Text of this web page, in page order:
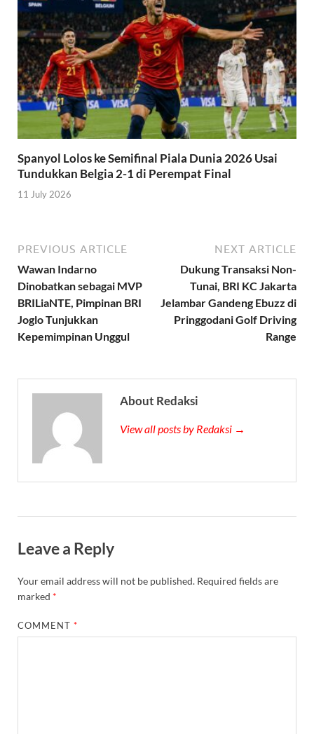
Spanyol Lolos ke Semifinal Piala Dunia 2026 Usai
Tundukkan Belgia 2-1 di Perempat Final
11 July 2026
PREVIOUS ARTICLE
Wawan Indarno
Dinobatkan sebagai MVP
BRILiaNTE, Pimpinan BRI
Joglo Tunjukkan
Kepemimpinan Unggul
NEXT ARTICLE
Dukung Transaksi Non-
Tunai, BRI KC Jakarta
Jelambar Gandeng Ebuzz di
Pringgodani Golf Driving
Range
About Redaksi
View all posts by Redaksi →
Leave a Reply
Your email address will not be published. Required fields are
marked *
COMMENT*